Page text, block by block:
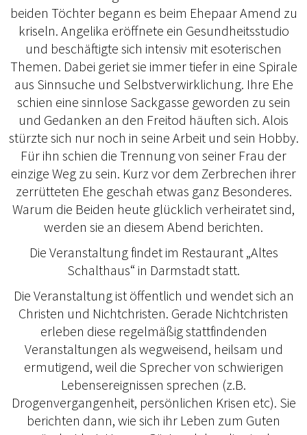
beiden Töchter begann es beim Ehepaar Amend zu
kriseln. Angelika eröffnete ein Gesundheitsstudio
und beschäftigte sich intensiv mit esoterischen
Themen. Dabei geriet sie immer tiefer in eine Spirale
aus Sinnsuche und Selbstverwirklichung. Ihre Ehe
schien eine sinnlose Sackgasse geworden zu sein
und Gedanken an den Freitod häuften sich. Alois
stürzte sich nur noch in seine Arbeit und sein Hobby.
Für ihn schien die Trennung von seiner Frau der
einzige Weg zu sein. Kurz vor dem Zerbrechen ihrer
zerrütteten Ehe geschah etwas ganz Besonderes.
Warum die Beiden heute glücklich verheiratet sind,
werden sie an diesem Abend berichten.
Die Veranstaltung findet im Restaurant „Altes
Schalthaus“ in Darmstadt statt.
Die Veranstaltung ist öffentlich und wendet sich an
Christen und Nichtchristen. Gerade Nichtchristen
erleben diese regelmäßig stattfindenden
Veranstaltungen als wegweisend, heilsam und
ermutigend, weil die Sprecher von schwierigen
Lebensereignissen sprechen (z.B.
Drogenvergangenheit, persönlichen Krisen etc). Sie
berichten dann, wie sich ihr Leben zum Guten